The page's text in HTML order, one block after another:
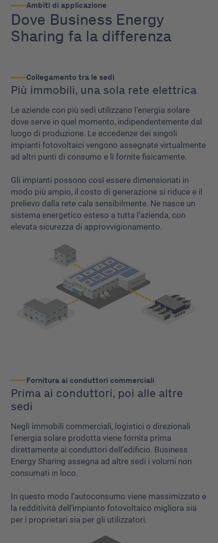
Ambiti di applicazione
Dove Business Energy
Sharing fa la differenza
Collegamento tra le sedi
Più immobili, una sola rete elettrica
Le aziende con più sedi utilizzano l’energia solare
dove serve in quel momento, indipendentemente dal
luogo di produzione. Le eccedenze dei singoli
impianti fotovoltaici vengono assegnate virtualmente
ad altri punti di consumo e lì fornite fisicamente.
Gli impianti possono così essere dimensionati in
modo più ampio, il costo di generazione si riduce e il
prelievo dalla rete cala sensibilmente. Ne nasce un
sistema energetico esteso a tutta l’azienda, con
elevata sicurezza di approvvigionamento.
Fornitura ai conduttori commerciali
Prima ai conduttori, poi alle altre
sedi
Negli immobili commerciali, logistici o direzionali
l’energia solare prodotta viene fornita prima
direttamente ai conduttori dell’edificio. Business
Energy Sharing assegna ad altre sedi i volumi non
consumati in loco.
In questo modo l’autoconsumo viene massimizzato e
la redditività dell’impianto fotovoltaico migliora sia
per i proprietari sia per gli utilizzatori.